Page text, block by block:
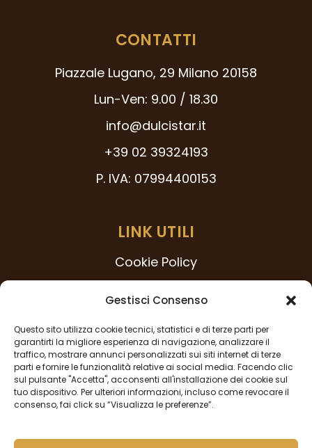
Gestisci Consenso
Questo sito utilizza cookie tecnici, statistici e di terze parti per
garantirti la migliore esperienza di navigazione, analizzare il
traffico, mostrare annunci personalizzati sui siti internet di terze
parti e fornire le funzionalità relative ai social media. Facendo clic
sul pulsante "Accetta", acconsenti all'installazione dei cookie sul
tuo dispositivo. Per ulteriori informazioni, incluso come revocare il
consenso, fai click su “Visualizza le preferenze”.
CONTATTI
Piazzale Lugano, 29 Milano 20158
Lun-Ven: 9.00 / 18.30
info@dulcistar.it
+39 02 39324193
P. IVA: 07994400153
LINK UTILI
Cookie Policy
Procedura Whistleblowing
Privacy Policy